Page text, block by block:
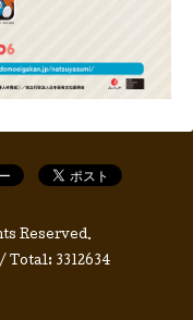
Reserved.
/ Total: 3312634